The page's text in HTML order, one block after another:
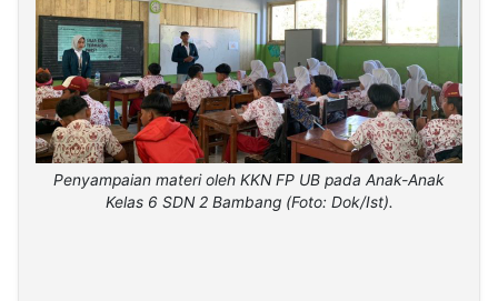
Penyampaian materi oleh KKN FP UB pada Anak-Anak
Kelas 6 SDN 2 Bambang (Foto: Dok/Ist).